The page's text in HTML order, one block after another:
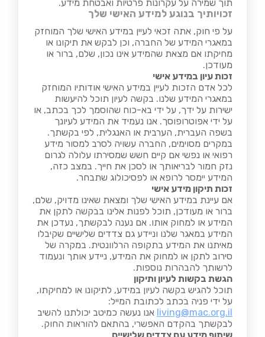
תוך שמירה על עקרונות פרטיות ואבטחת מידע.
זכויותיך בנוגע למידע האישי שלך
על פי חוק, אתה זכאי לעיין במידע האישי שלך המוחזק
במאגרי המידע של החברה, וכן לבקש את תיקונו או
מחיקתו אם מצאת שהמידע אינו נכון, שלם, ברור או
מעודכן.
זכות עיון במידע אישי
לכל אדם הזכות לעיין במידע האישי אודותיו המוחזק
במאגרי המידע שלנו. בקשה לעיון תוכל להיעשות
ישירות על ידך, על ידי בא-כוח שהוסמך לכך בכתב, או
על ידי אפוטרופוסך. אנו נעמיד את המידע לעיונך
בשפה העברית, הערבית או האנגלית, לפי בקשתך.
במקרים מסוימים, החברה עשויה לסרב למסור מידע
רפואי או נפשי אם קיים חשש שמסירתו עלולה לגרום
נזק חמור לבריאותך או לסכן את חייך. במצב כזה,
המידע יימסר לרופא או לפסיכולוג שתבחר.
זכות תיקון מידע אישי
אם עיינת במידע האישי שלך ומצאת שאינו מדויק, שלם,
ברור או מעודכן, תוכל לפנות אלינו בבקשה לתקן את
המידע או למחוק אותו. אם נענה לבקשתך, נעדכן את
המידע במאגר שלנו וניידע גם צדדים שלישיים שקיבלו
מאיתנו את המידע בתקופה הרלוונטית. במקרה של
סירוב לתקן או למחוק את המידע, ניידע אותך ונעמוד
לרשותך להבהרות נוספות.
הגשת בקשות לעיון ותיקון
תוכל להגיש בקשה לעיון במידע, לתיקונו או למחיקתו,
על ידי פניה בכתב לכתובת המייל:
living@mac.org.il אנו נעשה כמיטב יכולתנו להשיב
לבקשתך בהקדם האפשרי, בהתאם להוראות החוק.